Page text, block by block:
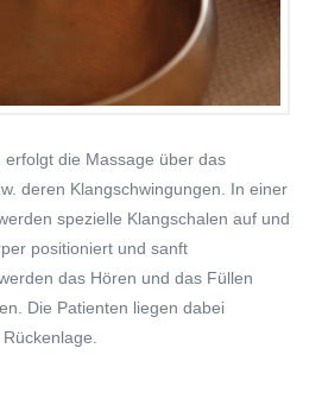
erfolgt die Massage über das
deren Klangschwingungen. In einer
spezielle Klangschalen auf und
positioniert und sanft
das Hören und das Füllen
Die Patienten liegen dabei